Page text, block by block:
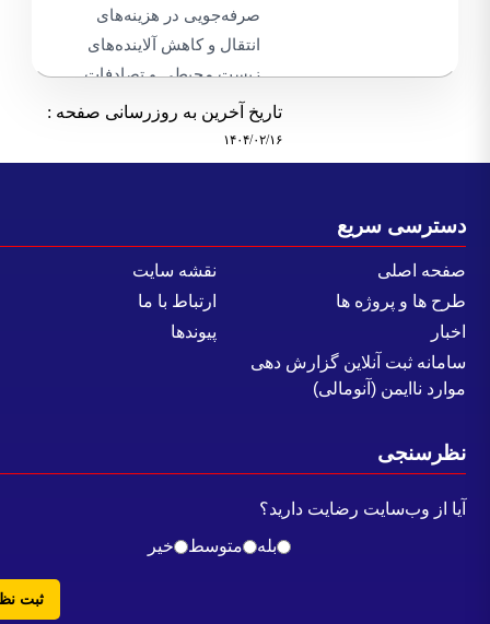
صرفه‌جویی در هزینه‌های
انتقال و کاهش آلاینده‌های
زیست محیطی و تصادفات
جاده‌ای
مجهز به سیستم نشت‌یاب
در حدفاصل نائین، کاشان،
- احداث ده مخزن
-
نائین
تاریخ آخرین به روزرسانی صفحه :
۱۴۰۴/۰۲/۱۶
سریع
اصلی
ها و پروژه ها
ثبت آنلاین گزارش دهی
ناایمن (آنومالی)
نقشه سایت
ارتباط با ما
پیوندها
از وب‌سایت رضایت دارید؟
بله
متوسط خیر
ثبت نظر